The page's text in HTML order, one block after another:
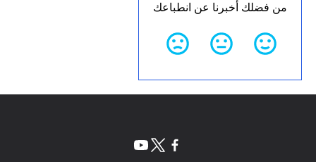
من فضلك أخبرنا عن انطباعك